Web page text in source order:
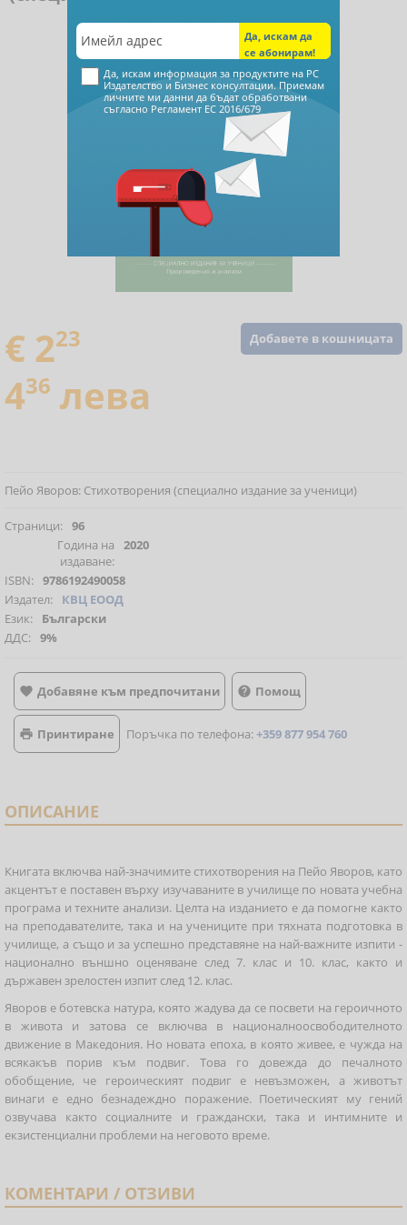
Добавете в кошницата
€ 223
436 лева
Пейо Яворов: Стихотворения (специално издание за ученици)
Страници: 96
Година на
издаване:
2020
ISBN: 9786192490058
Издател:
КВЦ ЕООД
Език:
Български
ДДС: 9%
 Добавяне към предпочитани  Помощ
 Принтиране Поръчка по телефона:+359 877 954 760
ОПИСАНИЕ
Книгата включва най-значимите стихотворения на Пейо Яворов, като
акцентът е поставен върху изучаваните в училище по новата учебна
програма и техните анализи. Целта на изданието е да помогне както
на преподавателите, така и на учениците при тяхната подготовка в
училище, а също и за успешно представяне на най-важните изпити -
национално външно оценяване след 7. клас и 10. клас, както и
държавен зрелостен изпит след 12. клас.
Яворов е ботевска натура, която жадува да се посвети на героичното
в живота и затова се включва в националноосвободителното
движение в Македония. Но новата епоха, в която живее, е чужда на
всякакъв порив към подвиг. Това го довежда до печалното
обобщение, че героическият подвиг е невъзможен, а животът
винаги е едно безнадеждно поражение. Поетическият му гений
озвучава както социалните и граждански, така и интимните и
екзистенциални проблеми на неговото време.
КОМЕНТАРИ / ОТЗИВИ
Да, искам информация за продуктите на РС
Издателство и Бизнес консултации. Приемам
личните ми данни да бъдат обработвани
съгласно Регламент ЕС 2016/679